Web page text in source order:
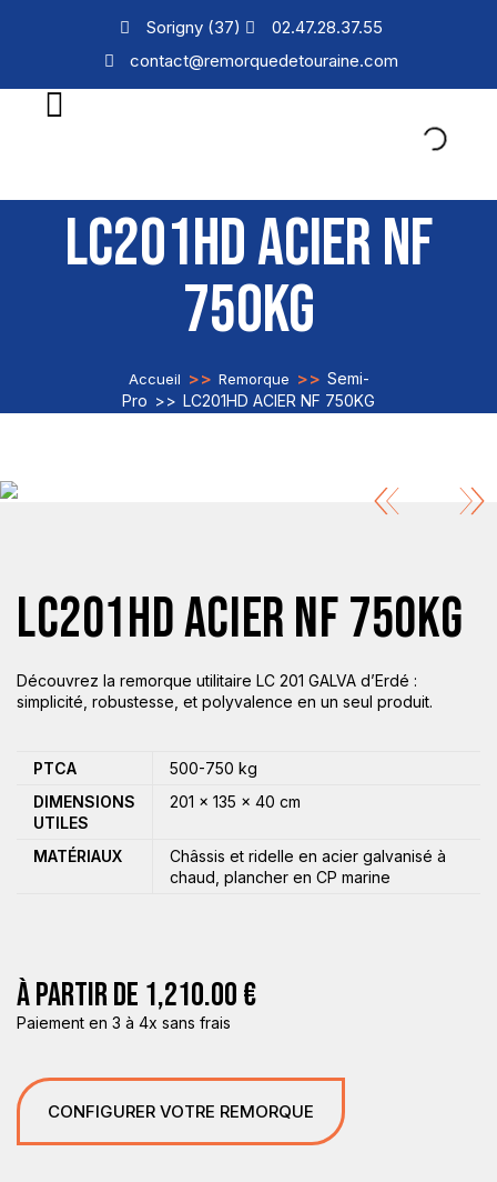
Sorigny (37)
02.47.28.37.55
contact@remorquedetouraine.com
LC201HD ACIER NF
750KG
Accueil >> Remorque >> Semi-
Pro >> LC201HD ACIER NF 750KG
LC201HD ACIER NF 750KG
Découvrez la remorque utilitaire LC 201 GALVA d’Erdé :
simplicité, robustesse, et polyvalence en un seul produit.
PTCA
500-750 kg
DIMENSIONS
UTILES
201 × 135 × 40 cm
MATÉRIAUX
Châssis et ridelle en acier galvanisé à
chaud, plancher en CP marine
À PARTIR DE 1,210.00€
Paiement en 3 à 4x sans frais
CONFIGURER VOTRE REMORQUE